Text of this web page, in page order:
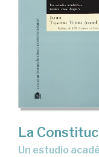
La
un estudio